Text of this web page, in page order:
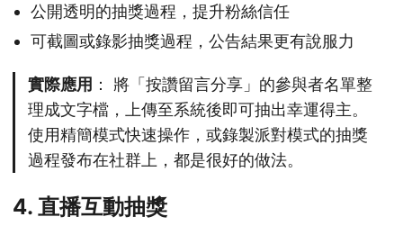
公開透明的抽獎過程，提升粉絲信任
可截圖或錄影抽獎過程，公告結果更有說服力
實際應用 ： 將「按讚留言分享」的參與者名單整
理成文字檔，上傳至系統後即可抽出幸運得主。
使用精簡模式快速操作，或錄製派對模式的抽獎
過程發布在社群上，都是很好的做法。
4. 直播互動抽獎